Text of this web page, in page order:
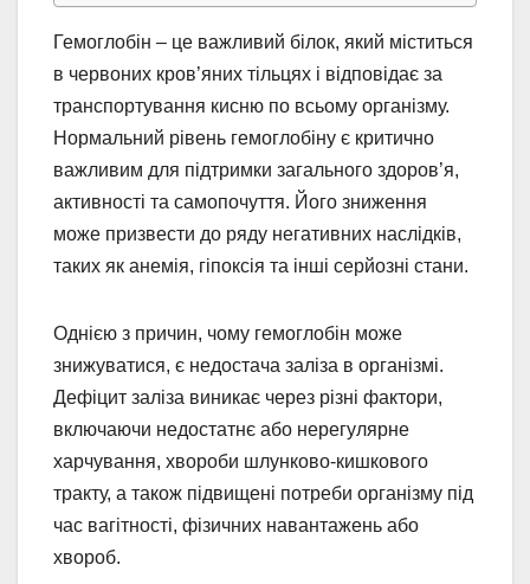
Гемоглобін – це важливий білок, який міститься
в червоних кров’яних тільцях і відповідає за
транспортування кисню по всьому організму.
Нормальний рівень гемоглобіну є критично
важливим для підтримки загального здоров’я,
активності та самопочуття. Його зниження
може призвести до ряду негативних наслідків,
таких як анемія, гіпоксія та інші серйозні стани.
Однією з причин, чому гемоглобін може
знижуватися, є недостача заліза в організмі.
Дефіцит заліза виникає через різні фактори,
включаючи недостатнє або нерегулярне
харчування, хвороби шлунково-кишкового
тракту, а також підвищені потреби організму під
час вагітності, фізичних навантажень або
хвороб.